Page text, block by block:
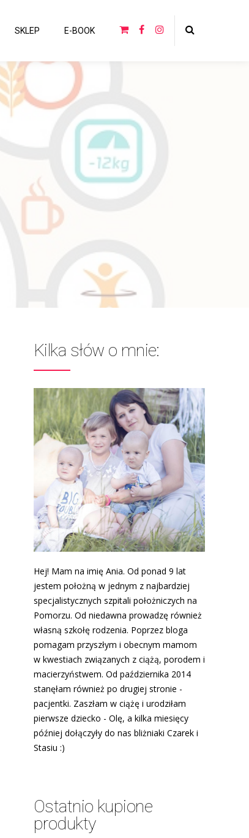
SKLEP E-BOOK
Kilka słów o mnie:
Hej! Mam na imię Ania. Od ponad 9 lat
jestem położną w jednym z najbardziej
specjalistycznych szpitali położniczych na
Pomorzu. Od niedawna prowadzę również
własną szkołę rodzenia. Poprzez bloga
pomagam przyszłym i obecnym mamom
w kwestiach związanych z ciążą, porodem i
macierzyństwem. Od października 2014
stanęłam również po drugiej stronie -
pacjentki. Zaszłam w ciążę i urodziłam
pierwsze dziecko - Olę, a kilka miesięcy
później dołączyły do nas bliżniaki Czarek i
Stasiu :)
Ostatnio kupione
produkty